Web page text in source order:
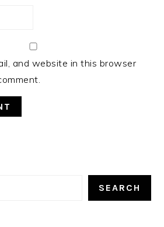
and website in this browser
SEARCH